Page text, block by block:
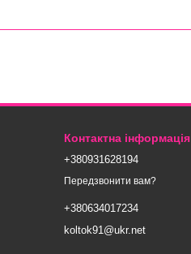
Контактна інформація
+380931628194
Передзвонити вам?
+380634017234
koltok91@ukr.net